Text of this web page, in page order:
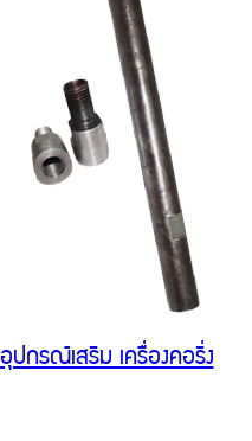
อุปกรณ์เสริม เครื่องคอริ่ง